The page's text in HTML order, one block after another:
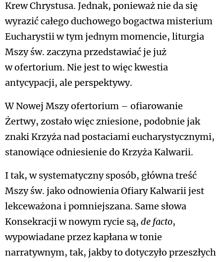
Krew Chrystusa. Jednak, ponieważ nie da się
wyrazić całego duchowego bogactwa misterium
Eucharystii w tym jednym momencie, liturgia
Mszy św. zaczyna przedstawiać je już
w ofertorium. Nie jest to więc kwestia
antycypacji, ale perspektywy.
W Nowej Mszy ofertorium – ofiarowanie
Żertwy, zostało więc zniesione, podobnie jak
znaki Krzyża nad postaciami eucharystycznymi,
stanowiące odniesienie do Krzyża Kalwarii.
I tak, w systematyczny sposób, główna treść
Mszy św. jako odnowienia Ofiary Kalwarii jest
lekceważona i pomniejszana. Same słowa
Konsekracji w nowym rycie są, de facto,
wypowiadane przez kapłana w tonie
narratywnym, tak, jakby to dotyczyło przeszłych